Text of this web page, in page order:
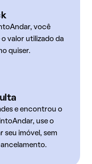
você
valor utilizado da
quiser.
e encontrou o
use o
seu imóvel, sem